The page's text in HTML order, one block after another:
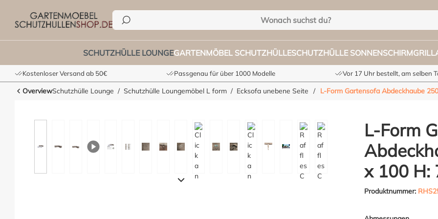
springen
Zur Hauptnavigation springen
SCHUTZHÜLLE LOUNGEGARTENMÖBEL SCHUTZHÜLLESCHUTZHÜLLE SONNENSCHIRM
Kostenloser Versand ab 50€ Passgenau für über 1000 Modelle Vor 17 Uhr bestellt, am selben
OverviewSchutzhülle Lounge Schutzhülle Loungemöbel L form Ecksofa unebene Seite / L-Form Gartensofa Abdeckhaube
L-Form
x 100 H:
Produktnummer: